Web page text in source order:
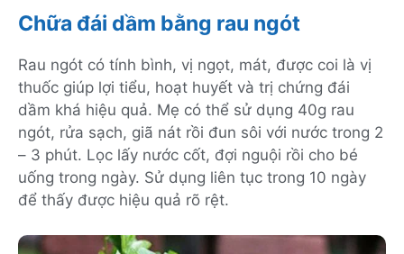
Chữa đái dầm bằng rau ngót
Rau ngót có tính bình, vị ngọt, mát, được coi là vị
thuốc giúp lợi tiểu, hoạt huyết và trị chứng đái
dầm khá hiệu quả. Mẹ có thể sử dụng 40g rau
ngót, rửa sạch, giã nát rồi đun sôi với nước trong 2
– 3 phút. Lọc lấy nước cốt, đợi nguội rồi cho bé
uống trong ngày. Sử dụng liên tục trong 10 ngày
để thấy được hiệu quả rõ rệt.